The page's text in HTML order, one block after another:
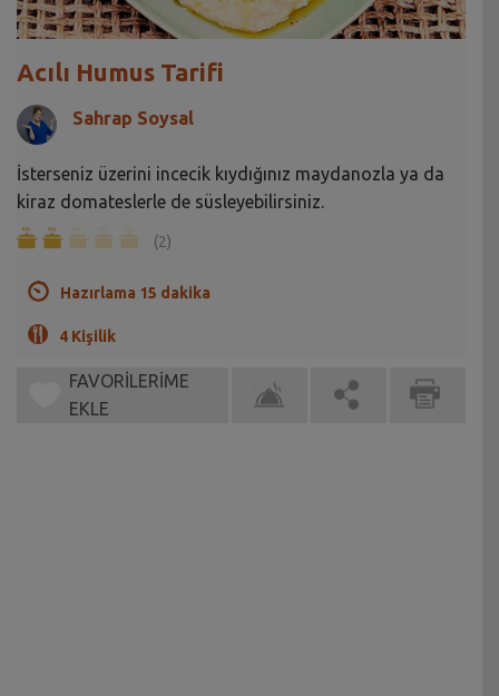
Acılı Humus Tarifi
Sahrap Soysal
İsterseniz üzerini incecik kıydığınız maydanozla ya da
kiraz domateslerle de süsleyebilirsiniz.
(2)
Hazırlama 15 dakika
4 Kişilik
FAVORİLERİME
EKLE